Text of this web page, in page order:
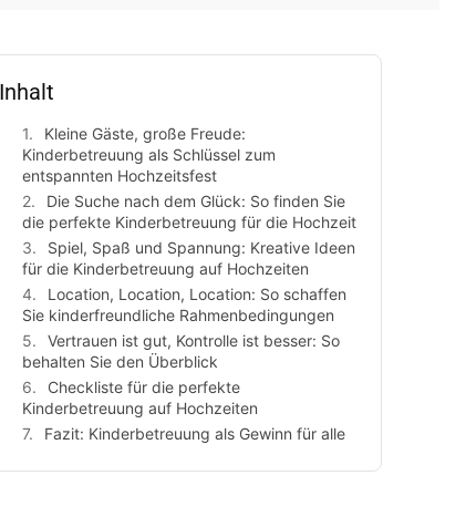
Inhalt
Kleine Gäste, große Freude:
Kinderbetreuung als Schlüssel zum
entspannten Hochzeitsfest
Die Suche nach dem Glück: So finden Sie
die perfekte Kinderbetreuung für die Hochzeit
Spiel, Spaß und Spannung: Kreative Ideen
für die Kinderbetreuung auf Hochzeiten
Location, Location, Location: So schaffen
Sie kinderfreundliche Rahmenbedingungen
Vertrauen ist gut, Kontrolle ist besser: So
behalten Sie den Überblick
Checkliste für die perfekte
Kinderbetreuung auf Hochzeiten
Fazit: Kinderbetreuung als Gewinn für alle